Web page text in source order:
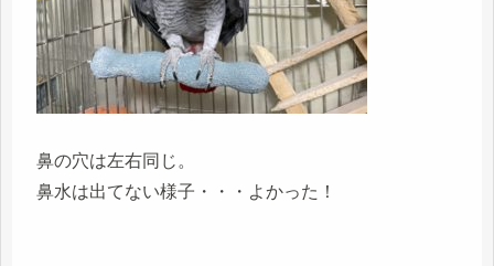
鼻の穴は左右同じ。
鼻水は出てない様子・・・よかった！